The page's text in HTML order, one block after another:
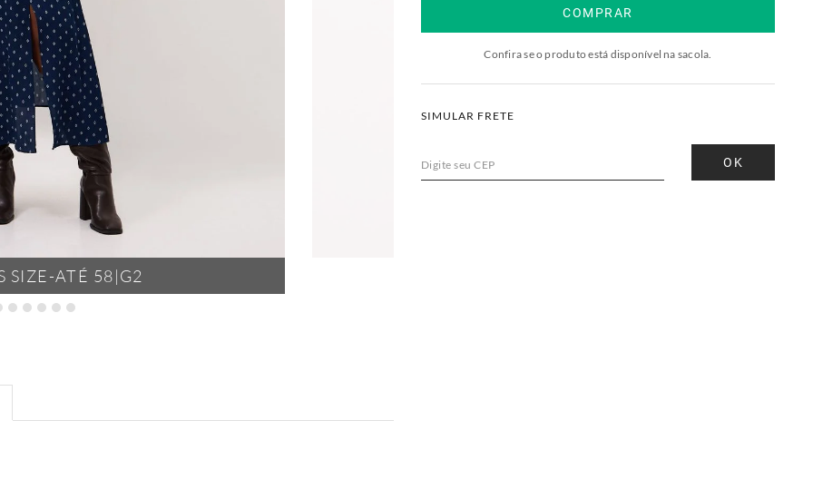
SIZE-ATÉ 58|G2
COMPRAR
Confira se o produto está disponível na sacola.
SIMULAR FRETE
Digite seu CEP OK